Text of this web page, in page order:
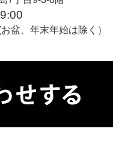
盆、年末年始は除く）